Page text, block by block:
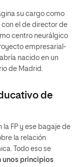
su cargo como
el de director de
centro neurálgico
empresarial-
nacido en un
de Madrid.
de
la FP y ese bagaje de
la relación
Todo eso se
unos principios